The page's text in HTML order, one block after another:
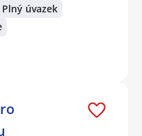
Plný úvazek